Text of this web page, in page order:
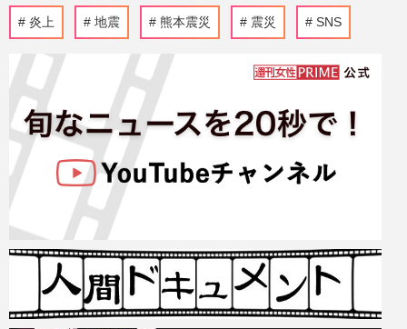
炎上 地震 熊本震災 震災 SNS